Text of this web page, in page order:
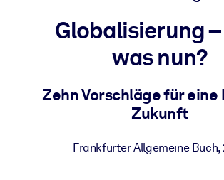
Bauen Sie eine gesunde und resiliente
Für LMS/LXP
Integrieren Sie kompaktes, verifiziertes
Globalisierung
was nun?
Zehn Vorschläge für eine
Zukunft
Frankfurter Allgemeine Buch,